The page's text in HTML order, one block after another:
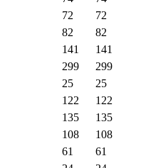
72
72
82
82
141
141
299
299
25
25
122
122
135
135
108
108
61
61